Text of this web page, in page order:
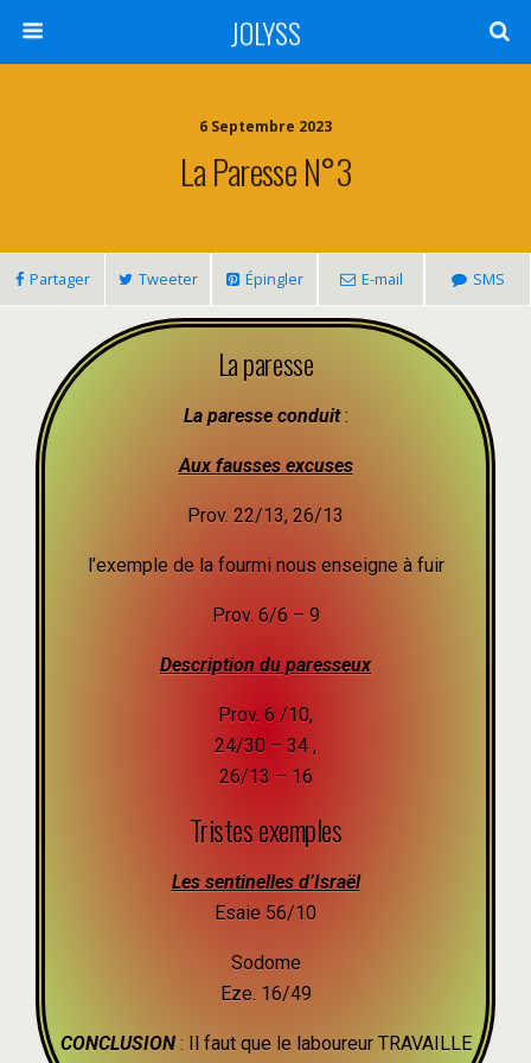
JOLYSS
6 Septembre 2023
La Paresse N°3
Partager Tweeter Épingler E-mail SMS
La paresse
La paresse conduit:
Aux fausses excuses
Prov. 22/13, 26/13
l’exemple de la fourmi nous enseigne à fuir
Prov. 6/6 – 9
Description du paresseux
Prov. 6 /10,
24/30 – 34 ,
26/13 – 16
Tristes exemples
Les sentinelles d’Israël
Esaie 56/10
Sodome
Eze. 16/49
CONCLUSION : Il faut que le laboureur TRAVAILLE